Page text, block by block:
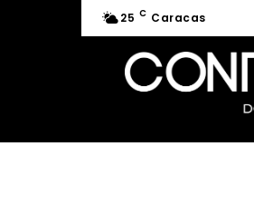
25 C Caracas